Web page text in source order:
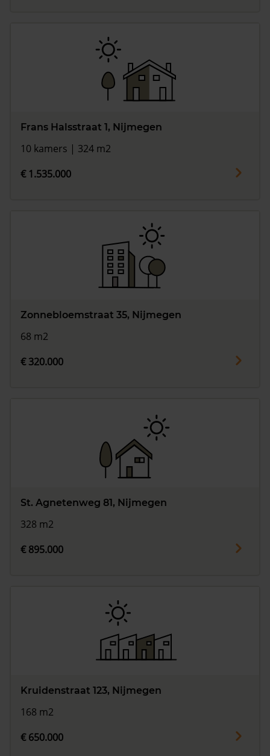
Frans Halsstraat 1, Nijmegen
10 kamers | 324 m2
€ 1.535.000
Zonnebloemstraat 35, Nijmegen
68 m2
€ 320.000
St. Agnetenweg 81, Nijmegen
328 m2
€ 895.000
Kruidenstraat 123, Nijmegen
168 m2
€ 650.000